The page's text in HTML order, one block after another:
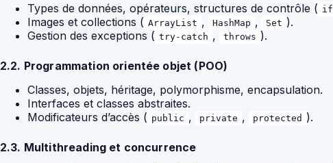
Types de données, opérateurs, structures de contrôle ( if
Images et collections ( ArrayList , HashMap , Set ).
Gestion des exceptions ( try-catch , throws ).
2.2. Programmation orientée objet (POO)
Classes, objets, héritage, polymorphisme, encapsulation.
Interfaces et classes abstraites.
Modificateurs d’accès ( public , private , protected ).
2.3. Multithreading et concurrence